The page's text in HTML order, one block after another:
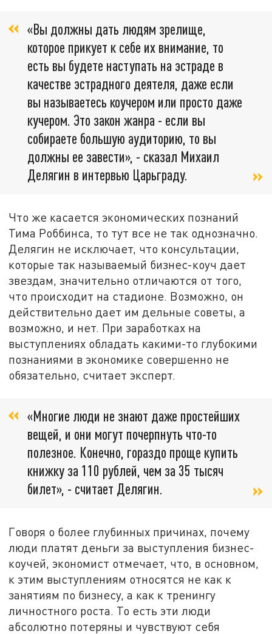
«Вы должны дать людям зрелище,
которое прикует к себе их внимание, то
есть вы будете наступать на эстраде в
качестве эстрадного деятеля, даже если
вы называетесь коучером или просто даже
кучером. Это закон жанра - если вы
собираете большую аудиторию, то вы
должны ее завести», - сказал Михаил
Делягин в интервью Царьграду.
Что же касается экономических познаний
Тима Роббинса, то тут все не так однозначно.
Делягин не исключает, что консультации,
которые так называемый бизнес-коуч дает
звездам, значительно отличаются от того,
что происходит на стадионе. Возможно, он
действительно дает им дельные советы, а
возможно, и нет. При заработках на
выступлениях обладать какими-то глубокими
познаниями в экономике совершенно не
обязательно, считает эксперт.
«Многие люди не знают даже простейших
вещей, и они могут почерпнуть что-то
полезное. Конечно, гораздо проще купить
книжку за 110 рублей, чем за 35 тысяч
билет», - считает Делягин.
Говоря о более глубинных причинах, почему
люди платят деньги за выступления бизнес-
коучей, экономист отмечает, что, в основном,
к этим выступлениям относятся не как к
занятиям по бизнесу, а как к тренингу
личностного роста. То есть эти люди
абсолютно потеряны и чувствуют себя